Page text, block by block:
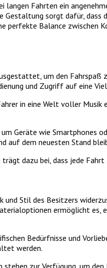
Fahrten ein
sorgt dafür,
perfekte Balance zwischen
um den Fahrspaß
und Zugriff auf eine
in eine Welt voller Musik
Geräte wie Smartphones
auf dem neuesten Stand
dazu bei, dass jede Fahrt
Stil des Besitzers
ermöglicht es,
Bedürfnisse und
werden.
zur Verfügung, um